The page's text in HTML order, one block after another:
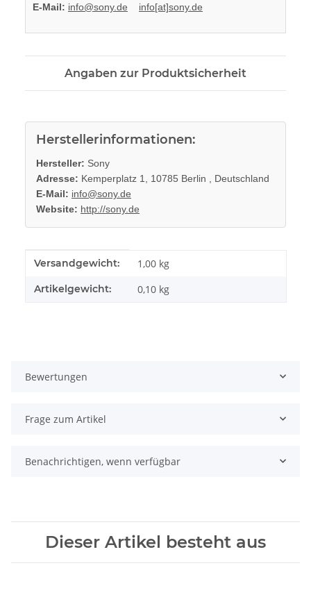
E-Mail: info@sony.de info[at]sony.de
Angaben zur Produktsicherheit
Herstellerinformationen:
Hersteller: Sony
Adresse: Kemperplatz 1, 10785 Berlin , Deutschland
E-Mail: info@sony.de
Website: http://sony.de
Produkteigenschaft
Wert
Versandgewicht: 1,00 kg
Artikelgewicht: 0,10 kg
Bewertungen
Frage zum Artikel
Benachrichtigen, wenn verfügbar
Dieser Artikel besteht aus